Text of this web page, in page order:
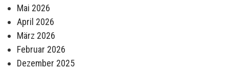
Mai 2026
April 2026
März 2026
Februar 2026
Dezember 2025